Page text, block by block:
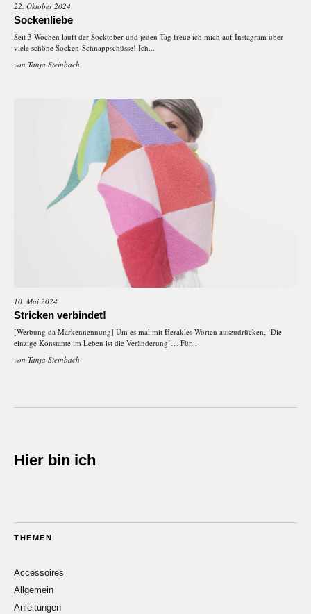
22. Oktober 2024
Sockenliebe
Seit 3 Wochen läuft der Socktober und jeden Tag freue ich mich auf Instagram über
viele schöne Socken-Schnappschüsse! Ich...
von Tanja Steinbach
10. Mai 2024
Stricken verbindet!
[Werbung da Markennennung] Um es mal mit Herakles Worten auszudrücken, ‘Die
einzige Konstante im Leben ist die Veränderung’… Für...
von Tanja Steinbach
Hier bin ich
THEMEN
Accessoires
Allgemein
Anleitungen